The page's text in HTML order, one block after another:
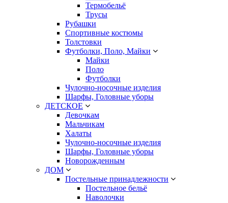
Термобельё
Трусы
Рубашки
Спортивные костюмы
Толстовки
Футболки, Поло, Майки
Майки
Поло
Футболки
Чулочно-носочные изделия
Шарфы, Головные уборы
ДЕТСКОЕ
Девочкам
Мальчикам
Халаты
Чулочно-носочные изделия
Шарфы, Головные уборы
Новорожденным
ДОМ
Постельные принадлежности
Постельное бельё
Наволочки